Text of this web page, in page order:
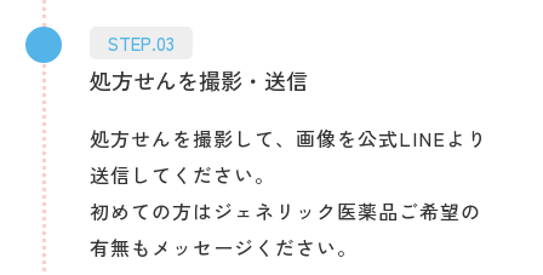
STEP.03
処方せんを撮影・送信
処方せんを撮影して、画像を公式LINEより
送信してください。
初めての方はジェネリック医薬品ご希望の
有無もメッセージください。